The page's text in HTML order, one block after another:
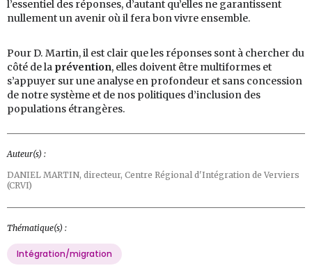
l’essentiel des réponses, d’autant qu’elles ne garantissent
nullement un avenir où il fera bon vivre ensemble.
Pour D. Martin, il est clair que les réponses sont à chercher du
côté de la prévention, elles doivent être multiformes et
s’appuyer sur une analyse en profondeur et sans concession
de notre système et de nos politiques d’inclusion des
populations étrangères.
Auteur(s) :
DANIEL MARTIN, directeur, Centre Régional d'Intégration de Verviers
(CRVI)
Thématique(s) :
Intégration/migration